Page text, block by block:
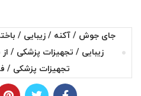
جای جوش / آکنه / زیبایی /
زیبایی / تجهیزات پزشکی /
تجهیزات پزشکی /